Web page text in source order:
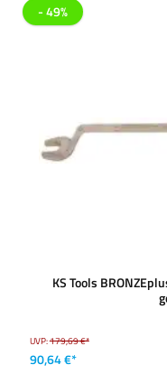
- 49%
KS Tools
UVP:179,69 €*
90,64 €*